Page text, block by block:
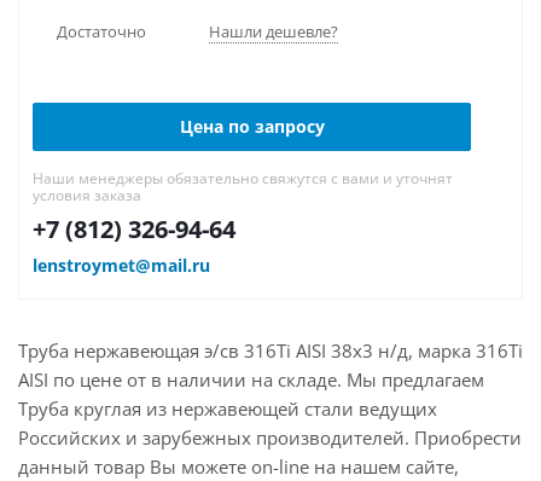
Достаточно Нашли дешевле?
Цена по запросу
Наши менеджеры обязательно свяжутся с вами и уточнят
условия заказа
+7 (812) 326-94-64
lenstroymet@mail.ru
Труба нержавеющая э/св 316Ti AISI 38х3 н/д, марка 316Ti
AISI по цене от в наличии на складе. Мы предлагаем
Труба круглая из нержавеющей стали ведущих
Российских и зарубежных производителей. Приобрести
данный товар Вы можете on-line на нашем сайте,